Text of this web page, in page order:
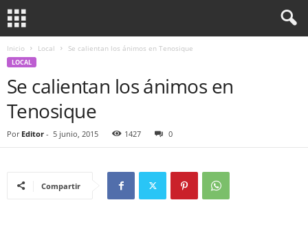
Inicio Local Se calientan los ánimos en Tenosique
LOCAL
Se calientan los ánimos en
Tenosique
Por Editor - 5 junio, 2015 1427 0
Compartir